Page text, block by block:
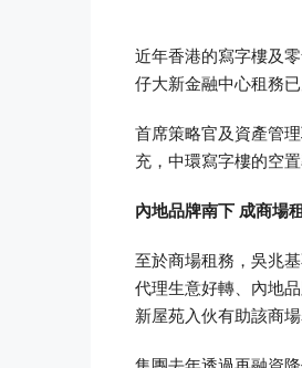
近年香港的寫字樓及
仔大新金融中心租務
首席策略官及資產管
充，中環寫字樓的空
內地品牌南下 成商場
至於商場租務，吳兆
代理生意好轉、內地
新屋苑入伙有助該商